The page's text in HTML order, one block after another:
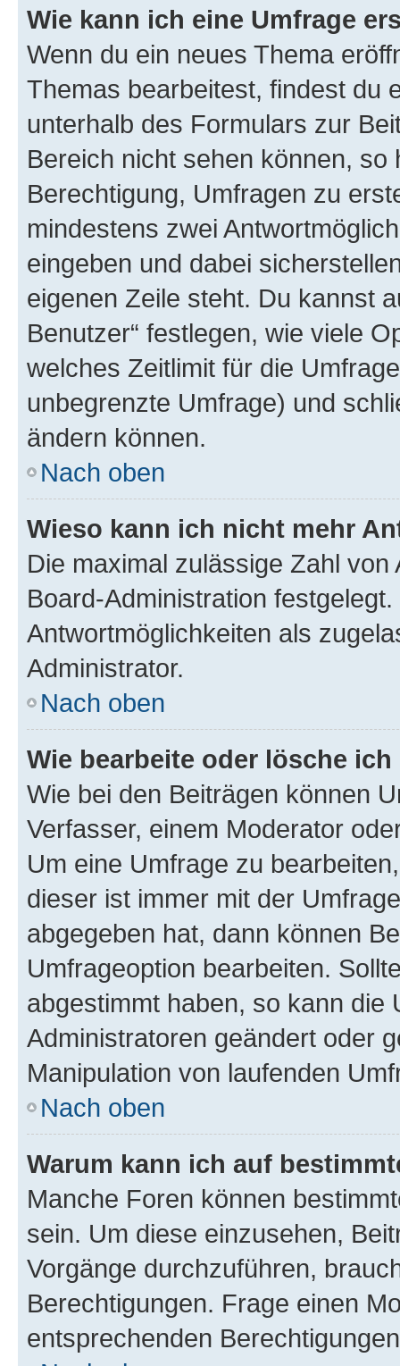
Wie kann ich eine Umfrage
Wenn du ein neues Thema
Themas bearbeitest, findest du
unterhalb des Formulars zur
Bereich nicht sehen können,
Berechtigung, Umfragen zu
mindestens zwei
eingeben und dabei
eigenen Zeile steht. Du kannst
Benutzer“ festlegen, wie viele
welches Zeitlimit für die
unbegrenzte Umfrage) und
ändern können.
Nach oben
Wieso kann ich nicht mehr
Die maximal zulässige Zahl
Board-Administration
Antwortmöglichkeiten als
Administrator.
Nach oben
Wie bearbeite oder lösche
Wie bei den Beiträgen können
Verfasser, einem Moderator
Um eine Umfrage zu
dieser ist immer mit der
abgegeben hat, dann können
Umfrageoption bearbeiten.
abgestimmt haben, so kann
Administratoren geändert oder
Manipulation von laufenden
Nach oben
Warum kann ich auf
Manche Foren können
sein. Um diese einzusehen,
Vorgänge durchzuführen,
Berechtigungen. Frage einen
entsprechenden